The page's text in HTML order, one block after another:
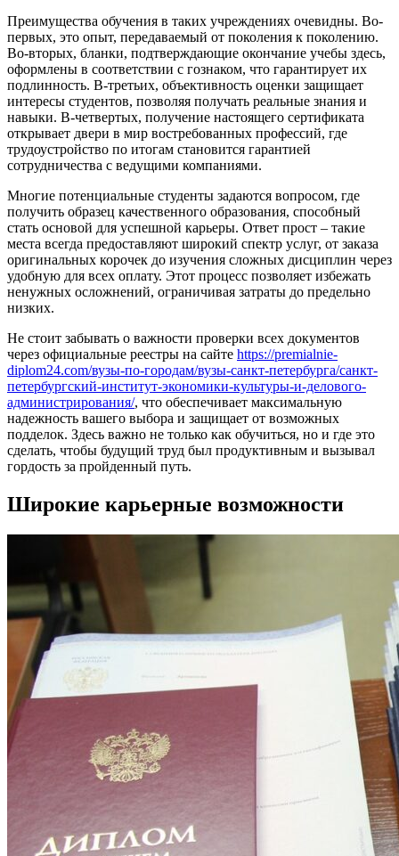
Преимущества обучения в таких учреждениях очевидны. Во-
первых, это опыт, передаваемый от поколения к поколению.
Во-вторых, бланки, подтверждающие окончание учебы здесь,
оформлены в соответствии с гознаком, что гарантирует их
подлинность. В-третьих, объективность оценки защищает
интересы студентов, позволяя получать реальные знания и
навыки. В-четвертых, получение настоящего сертификата
открывает двери в мир востребованных профессий, где
трудоустройство по итогам становится гарантией
сотрудничества с ведущими компаниями.
Многие потенциальные студенты задаются вопросом, где
получить образец качественного образования, способный
стать основой для успешной карьеры. Ответ прост – такие
места всегда предоставляют широкий спектр услуг, от заказа
оригинальных корочек до изучения сложных дисциплин через
удобную для всех оплату. Этот процесс позволяет избежать
ненужных осложнений, ограничивая затраты до предельно
низких.
Не стоит забывать о важности проверки всех документов
через официальные реестры на сайте https://premialnie-
diplom24.com/вузы-по-городам/вузы-санкт-петербурга/санкт-
петербургский-институт-экономики-культуры-и-делового-
администрирования/, что обеспечивает максимальную
надежность вашего выбора и защищает от возможных
подделок. Здесь важно не только как обучиться, но и где это
сделать, чтобы будущий труд был продуктивным и вызывал
гордость за пройденный путь.
Широкие карьерные возможности